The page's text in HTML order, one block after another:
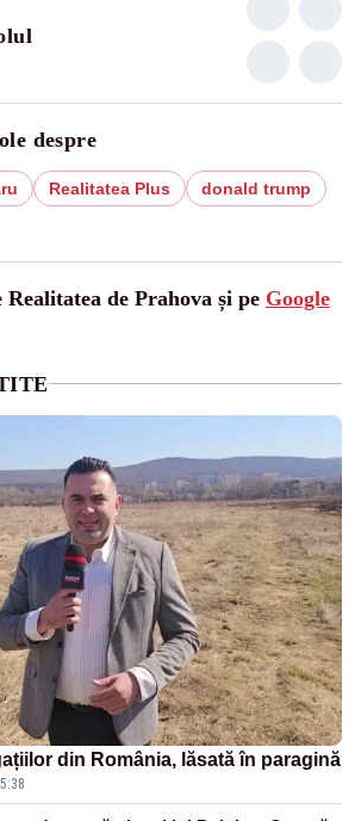
despre
Realitatea Plus
donald trump
de Prahova și pe Google
din România, lăsată în paragină